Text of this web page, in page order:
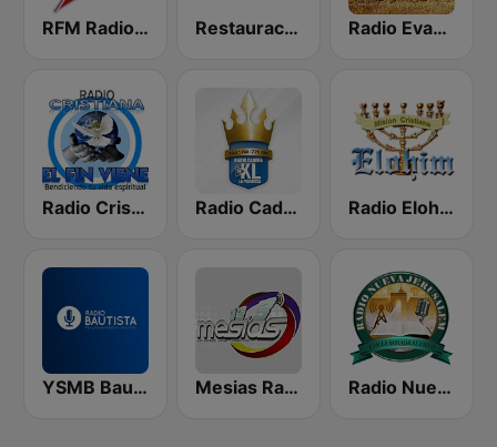
RFM Radio Futurs Medias 94.0 FM Restauración 100.5 FM Radio Evangélica Josué
Radio Cristiana El Fin Viene Radio Cadena YSKL La Poderosa Radio Elohim
YSMB Bautista 89.7 FM Mesias Radio 99.3 FM Radio Nueva Jerusalem